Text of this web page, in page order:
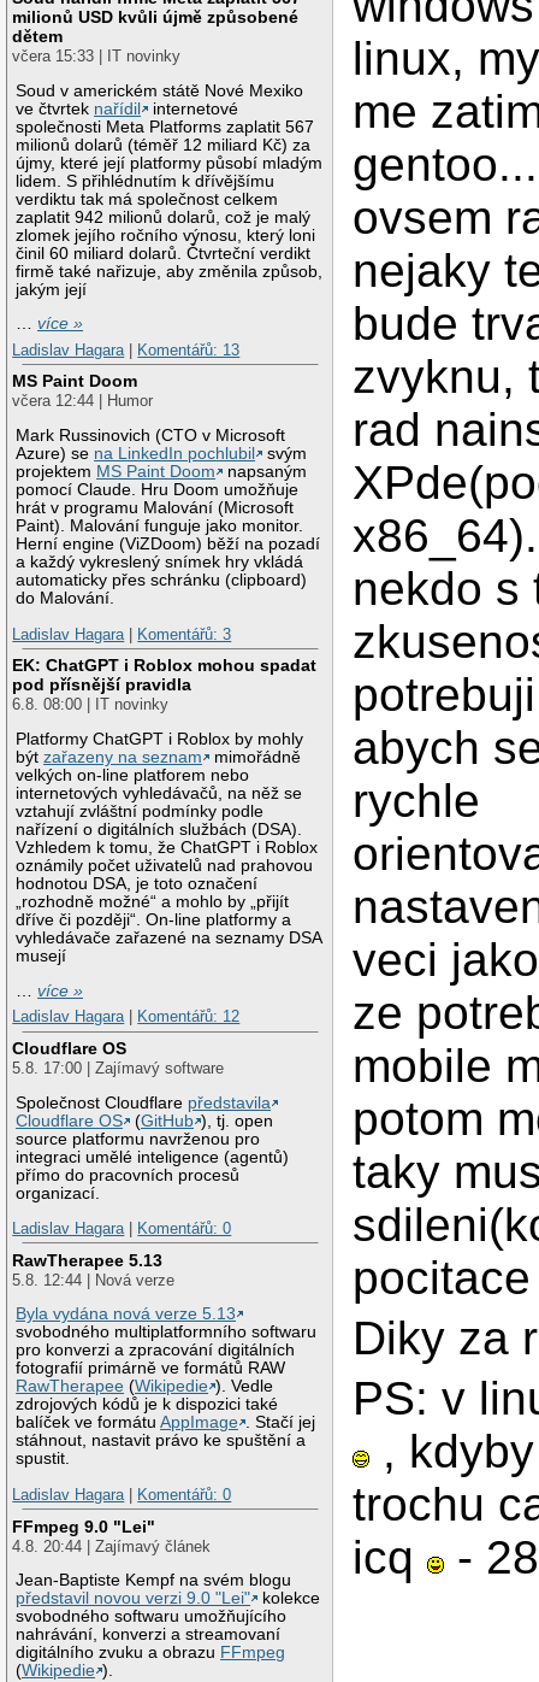
milionů USD kvůli újmě způsobené
dětem
včera 15:33 | IT novinky
Soud v americkém státě Nové Mexiko
ve čtvrtek nařídil
internetové
společnosti Meta Platforms zaplatit 567
milionů dolarů (téměř 12 miliard Kč) za
újmy, které její platformy působí mladým
lidem. S přihlédnutím k dřívějšímu
verdiktu tak má společnost celkem
zaplatit 942 milionů dolarů, což je malý
zlomek jejího ročního výnosu, který loni
činil 60 miliard dolarů. Čtvrteční verdikt
firmě také nařizuje, aby změnila způsob,
jakým její
…více »
Ladislav Hagara
Komentářů: 13
MS Paint Doom
včera 12:44 | Humor
Mark Russinovich (CTO v Microsoft
Azure) se na LinkedIn pochlubil
svým
projektem MS Paint Doom
napsaným
pomocí Claude. Hru Doom umožňuje
hrát v programu Malování (Microsoft
Paint). Malování funguje jako monitor.
Herní engine (ViZDoom) běží na pozadí
a každý vykreslený snímek hry vkládá
automaticky přes schránku (clipboard)
do Malování.
Ladislav Hagara
Komentářů: 3
EK: ChatGPT i Roblox mohou spadat
pod přísnější pravidla
6.8. 08:00 | IT novinky
Platformy ChatGPT i Roblox by mohly
býtzařazeny na seznam
mimořádně
velkých on-line platforem nebo
internetových vyhledávačů, na něž se
vztahují zvláštní podmínky podle
nařízení o digitálních službách (DSA).
Vzhledem k tomu, že ChatGPT i Roblox
oznámily počet uživatelů nad prahovou
hodnotou DSA, je toto označení
„rozhodně možné“ a mohlo by „přijít
dříve či později“. On-line platformy a
vyhledávače zařazené na seznamy DSA
musejí
…více »
Ladislav Hagara| Komentářů: 12
Cloudflare OS
5.8. 17:00 | Zajímavý software
Společnost Cloudflare představila
Cloudflare OS
(GitHub ), tj. open
source platformu navrženou pro
integraci umělé inteligence (agentů)
přímo do pracovních procesů
organizací.
Ladislav Hagara| Komentářů: 0
RawTherapee 5.13
5.8. 12:44 | Nová verze
Byla vydána nová verze 5.13
svobodného multiplatformního softwaru
pro konverzi a zpracování digitálních
fotografií primárně ve formátů RAW
RawTherapee (Wikipedie ). Vedle
zdrojových kódů je k dispozici také
balíček ve formátuAppImage . Stačí jej
stáhnout, nastavit právo ke spuštění a
spustit.
Ladislav Hagara| Komentářů: 0
FFmpeg 9.0 "Lei"
4.8. 20:44 | Zajímavý článek
Jean-Baptiste Kempf na svém blogu
představil novou verzi 9.0 "Lei"
kolekce
svobodného softwaru umožňujícího
nahrávání, konverzi a streamovaní
digitálního zvuku a obrazu FFmpeg
(Wikipedie ).
linux,
me
ovsem
nejaky
bude
zvyknu,
rad
nekdo s
abych
rychle
veci
ze
mobile
potom
taky
Diky za
PS: v
,
trochu
icq
-